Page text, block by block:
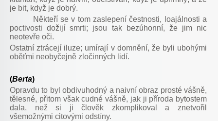
je bit, když je dobrý.
Někteří se v tom zaslepení čestnosti, loajálnosti a
poctivosti dožijí smrti; jsou tak bezúhonní, že jim nic
neotevře oči.
Ostatní ztrácejí iluze; umírají v domnění, že byli ubohými
oběťmi neobyčejně zločinných lidí.
(Berta)
Opravdu to byl obdivuhodný a naivní obraz prosté vášně,
tělesné, přitom však cudné vášně, jak ji příroda bytostem
dala, než si ji člověk zkomplikoval a znetvořil
všemožnými citovými odstíny.